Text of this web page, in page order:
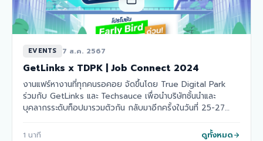
EVENTS 7 ส.ค. 2567
GetLinks x TDPK | Job Connect 2024
งานแฟร์หางานที่ทุกคนรอคอย จัดขึ้นโดย True Digital Park
ร่วมกับ GetLinks และ Techsauce เพื่อนำบริษัทชั้นนำและ
บุคลากรระดับท็อปมารวมตัวกัน กลับมาอีกครั้งในวันที่ 25-27
1 นาที ดูทั้งหมด